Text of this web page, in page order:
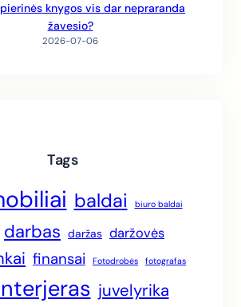
knygos vis dar nepraranda
žavesio?
2026-07-06
Tags
baldai biuro baldai
darbas daržas daržovės
finansai Fotodrobės fotografas
juvelyrika